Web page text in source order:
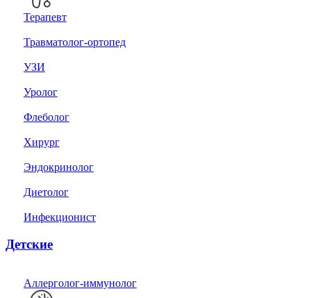
Терапевт
Травматолог-ортопед
УЗИ
Уролог
Флеболог
Хирург
Эндокринолог
Диетолог
Инфекционист
Детские
Аллерголог-иммунолог